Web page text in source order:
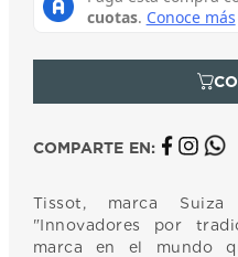
COMPARTE EN:
Tissot, marca
"Innovadores por
marca en el mundo